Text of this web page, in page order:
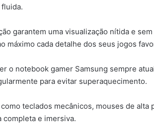
garantem uma visualização nítida e sem
máximo cada detalhe dos seus jogos
o notebook gamer Samsung sempre
para evitar superaquecimento.
teclados mecânicos, mouses de alta
completa e imersiva.